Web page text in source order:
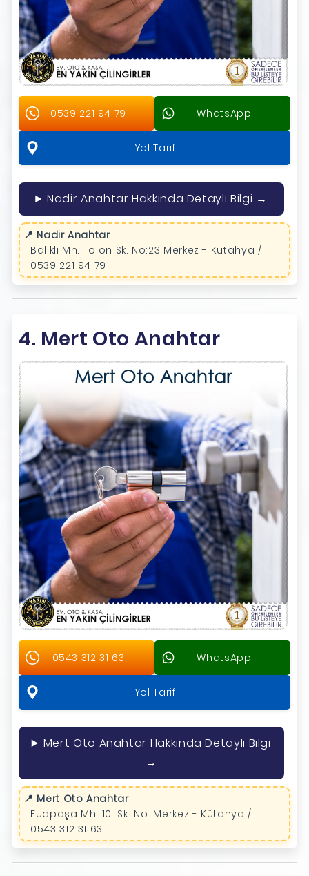
0539 221 94 79 WhatsApp
Yol Tarifi
Nadir Anahtar Hakkında Detaylı Bilgi →
📍 Nadir Anahtar
Balıklı Mh. Tolon Sk. No:23 Merkez - Kütahya /
0539 221 94 79
4. Mert Oto Anahtar
0543 312 31 63 WhatsApp
Yol Tarifi
Mert Oto Anahtar Hakkında Detaylı Bilgi
→
📍 Mert Oto Anahtar
Fuapaşa Mh. 10. Sk. No: Merkez - Kütahya /
0543 312 31 63